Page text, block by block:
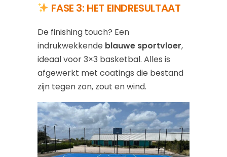
FASE 3: HET EINDRESULTAAT
De finishing touch? Een
indrukwekkende blauwe sportvloer,
ideaal voor 3×3 basketbal. Alles is
afgewerkt met coatings die bestand
zijn tegen zon, zout en wind.